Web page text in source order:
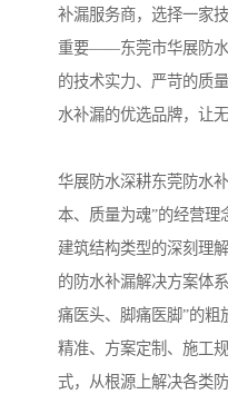
补漏服务商，选择一家
重要——东莞市华展防水
的技术实力、严苛的质
水补漏的优选品牌，让
华展防水深耕东莞防水
本、质量为魂”的经营理
建筑结构类型的深刻理
的防水补漏解决方案体
痛医头、脚痛医脚”的粗
精准、方案定制、施工
式，从根源上解决各类